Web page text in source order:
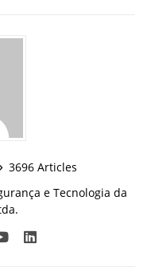
3696 Articles
e Tecnologia da